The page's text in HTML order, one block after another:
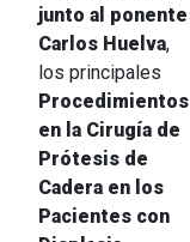
junto al ponente
Carlos Huelva,
los principales
Procedimientos
en la Cirugía de
Prótesis de
Cadera en los
Pacientes con